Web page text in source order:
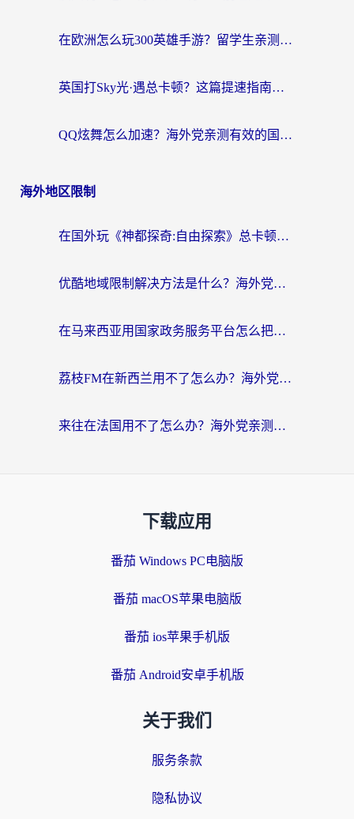
在欧洲怎么玩300英雄手游？留学生亲测有效的国服游戏加速指南
英国打Sky光·遇总卡顿？这篇提速指南帮你找回治愈感
QQ炫舞怎么加速？海外党亲测有效的国服游戏加速指南（附失落城堡金铲铲之战解决方案）
海外地区限制
在国外玩《神都探奇:自由探索》总卡顿？3个实用技巧解决海外党追剧、社交、游戏难题
优酷地域限制解决方法是什么？海外党亲测有效的回国加速指南
在马来西亚用国家政务服务平台怎么把定位修改到中国国内？海外党解决数字壁垒的实用指南
荔枝FM在新西兰用不了怎么办？海外党必看的回国加速解决方案
来往在法国用不了怎么办？海外党亲测有效的回国加速指南
下载应用
番茄 Windows PC电脑版
番茄 macOS苹果电脑版
番茄 ios苹果手机版
番茄 Android安卓手机版
关于我们
服务条款
隐私协议